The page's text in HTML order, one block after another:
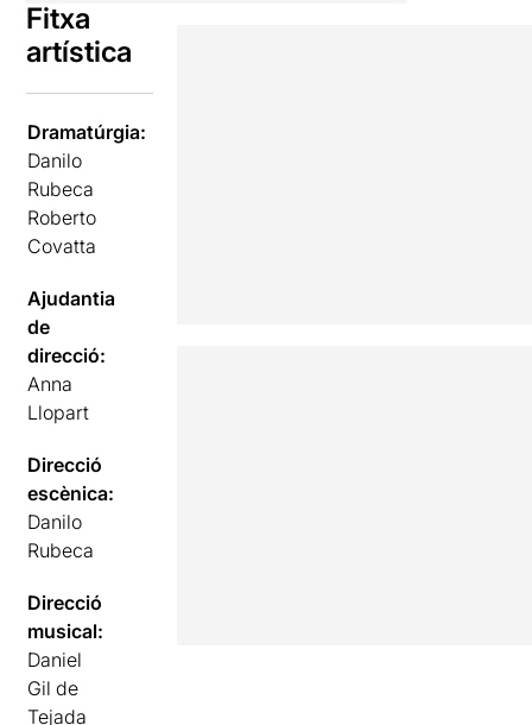
Fitxa
artística
Dramatúrgia:
Danilo
Rubeca
Roberto
Covatta
Ajudantia
de
direcció:
Anna
Llopart
Direcció
escènica:
Danilo
Rubeca
Direcció
musical:
Daniel
Gil de
Tejada